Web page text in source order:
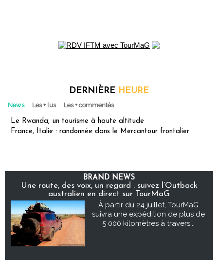
DERNIÈRE HEURE
News Les + lus Les + commentés
Le Rwanda, un tourisme à haute altitude
France, Italie : randonnée dans le Mercantour frontalier
BRAND NEWS
Une route, des voix, un regard : suivez l’Outback
australien en direct sur TourMaG
À partir du 24 juillet, TourMaG
suivra une expédition de plus de
5 000 kilomètres à travers...